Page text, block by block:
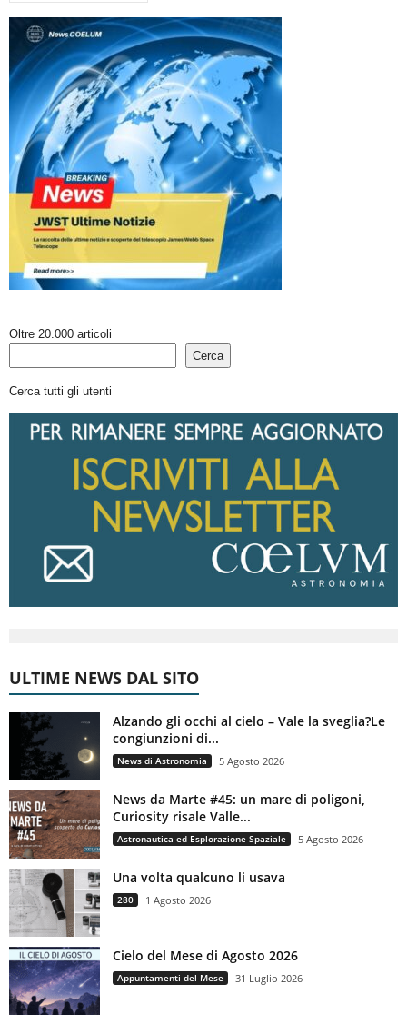
Oltre 20.000 articoli
Cerca
Cerca tutti gli utenti
ULTIME NEWS DAL SITO
Alzando gli occhi al cielo – Vale la sveglia?Le
congiunzioni di...
News di Astronomia 5 Agosto 2026
News da Marte #45: un mare di poligoni,
Curiosity risale Valle...
Astronautica ed Esplorazione Spaziale 5 Agosto 2026
Una volta qualcuno li usava
280 1 Agosto 2026
Cielo del Mese di Agosto 2026
Appuntamenti del Mese 31 Luglio 2026